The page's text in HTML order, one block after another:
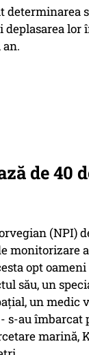
determinarea
deplasarea
de 40
(NPI)
monitorizare
opt
său, un
un medic
s-au îmbarcat
marină,